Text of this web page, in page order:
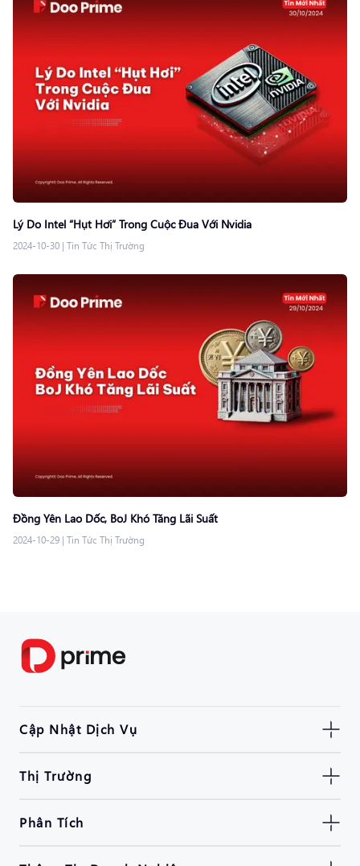
Lý Do Intel “Hụt Hơi” Trong Cuộc Đua Với Nvidia
2024-10-30 | Tin Tức Thị Trường
Đồng Yên Lao Dốc, BoJ Khó Tăng Lãi Suất
2024-10-29 | Tin Tức Thị Trường
Cập Nhật Dịch Vụ
Thị Trường
Phân Tích